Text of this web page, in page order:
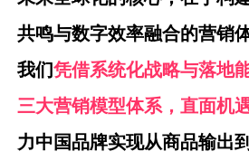
共鸣与数字效率融合的营销体
我们凭借系统化战略与落地
三大营销模型体系，直面机
力中国品牌实现从商品输出